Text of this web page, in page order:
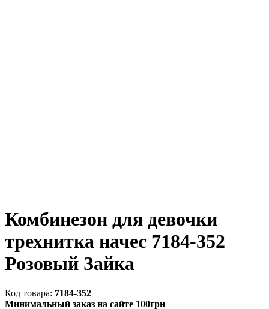
Комбинезон для девочки
трехнитка начес 7184-352
Розовый Зайка
7184-352
Минимальный заказ на сайте 100грн